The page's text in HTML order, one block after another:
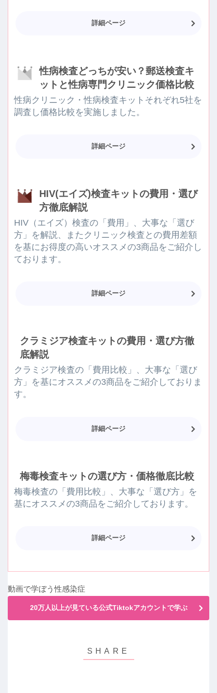
詳細ページ
性病検査どっちが安い？郵送検査キ
ットと性病専門クリニック価格比較
性病クリニック・性病検査キットそれぞれ5社を
調査し価格比較を実施しました。
詳細ページ
HIV(エイズ)検査キットの費用・選び
方徹底解説
HIV（エイズ）検査の「費用」、大事な「選び
方」を解説、またクリニック検査との費用差額
を基にお得度の高いオススメの3商品をご紹介し
ております。
詳細ページ
クラミジア検査キットの費用・選び方徹
底解説
クラミジア検査の「費用比較」、大事な「選び
方」を基にオススメの3商品をご紹介しておりま
す。
詳細ページ
梅毒検査キットの選び方・価格徹底比較
梅毒検査の「費用比較」、大事な「選び方」を
基にオススメの3商品をご紹介しております。
詳細ページ
動画で学ぼう性感染症
20万人以上が見ている公式Tiktokアカウントで学ぶ